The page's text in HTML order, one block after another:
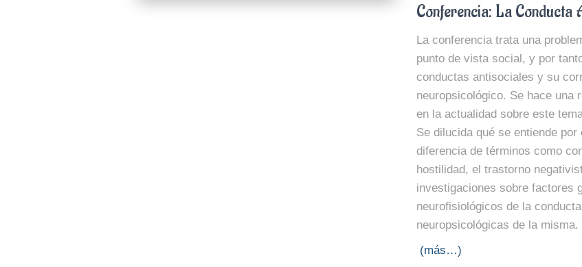
Conferencia: La Conducta
La conferencia trata una
punto de vista social, y por
conductas antisociales y su
neuropsicológico. Se hace una
en la actualidad sobre este
Se dilucida qué se entiende
diferencia de términos como
hostilidad, el trastorno
investigaciones sobre factores
neurofisiológicos de la
neuropsicológicas de la misma.
(más…)